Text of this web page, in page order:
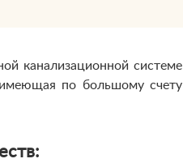
канализационной системе
по большому счету